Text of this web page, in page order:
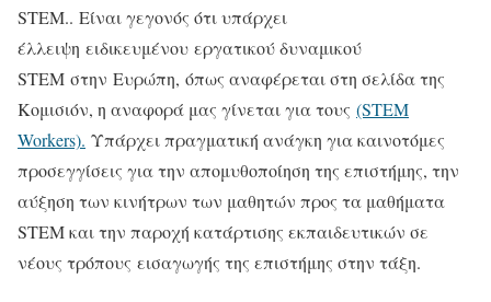
STEM.. Είναι γεγονός ότι υπάρχει
έλλειψη ειδικευμένου εργατικού δυναμικού
STEM στην Ευρώπη, όπως αναφέρεται στη σελίδα της
Κομισιόν, η αναφορά μας γίνεται για τους (STEM
Workers). Υπάρχει πραγματική ανάγκη για καινοτόμες
προσεγγίσεις για την απομυθοποίηση της επιστήμης, την
αύξηση των κινήτρων των μαθητών προς τα μαθήματα
STEM και την παροχή κατάρτισης εκπαιδευτικών σε
νέους τρόπους εισαγωγής της επιστήμης στην τάξη.